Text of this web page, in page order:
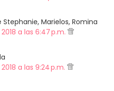
Marielos, Romina
a las 6:47 p.m.
a las 9:24 p.m.